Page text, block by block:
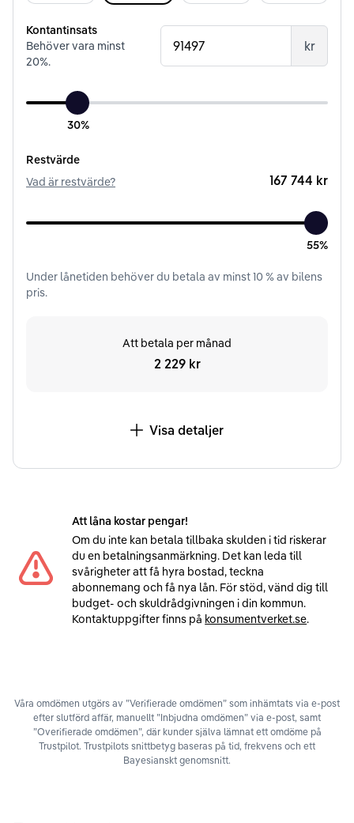
Kontantinsats
Behöver vara minst
20%.
kr
30%
Restvärde
Vad är restvärde?
167 744 kr
55%
Under lånetiden behöver du betala av minst10% av bilens
pris.
Att betala per månad
2 229 kr
Visa detaljer
Att låna kostar pengar!
Om du inte kan betala tillbaka skulden i tid riskerar
du en betalningsanmärkning. Det kan leda till
svårigheter att få hyra bostad, teckna
abonnemang och få nya lån. För stöd, vänd dig till
budget- och skuldrådgivningen i din kommun.
Kontaktuppgifter finns på konsumentverket.se.
Våra omdömen utgörs av ”Verifierade omdömen” som inhämtats via e-post
efter slutförd affär, manuellt ”Inbjudna omdömen” via e-post, samt
”Overifierade omdömen”, där kunder själva lämnat ett omdöme på
Trustpilot. Trustpilots snittbetyg baseras på tid, frekvens och ett
Bayesianskt genomsnitt.